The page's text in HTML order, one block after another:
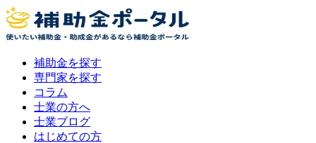
補助金を探す
専門家を探す
コラム
士業の方へ
士業ブログ
はじめての方